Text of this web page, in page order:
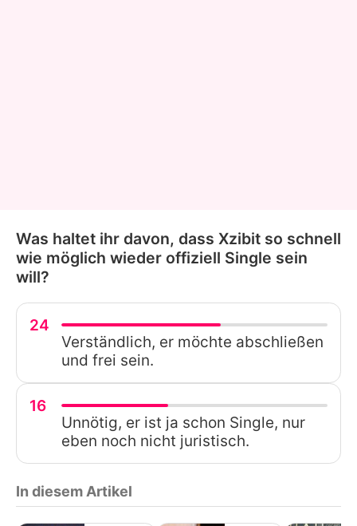
Was haltet ihr davon, dass Xzibit so schnell
wie möglich wieder offiziell Single sein
will?
24
Verständlich, er möchte abschließen
und frei sein.
16
Unnötig, er ist ja schon Single, nur
eben noch nicht juristisch.
In diesem Artikel